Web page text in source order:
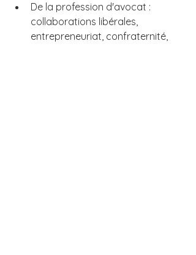
De la profession d'avocat :
collaborations libérales,
entrepreneuriat, confraternité,